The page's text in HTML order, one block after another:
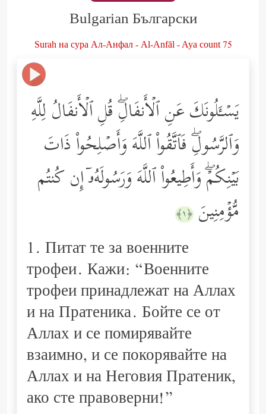
Bulgarian Български
Surah на сура Ал-Aнфал - Al-Anfāl - Aya count 75
یَسۡـَٔلُونَكَ عَنِ ٱلۡأَنفَالِۖ قُلِ ٱلۡأَنفَالُ لِلَّهِ
وَٱلرَّسُولِۖ فَٱتَّقُواْ ٱللَّهَ وَأَصۡلِحُواْ ذَاتَ
بَیۡنِكُمۡۖ وَأَطِیعُواْ ٱللَّهَ وَرَسُولَهُۥۤ إِن كُنتُم
مُّؤۡمِنِینَ ﴿١﴾
1. Питат те за военните
трофеи. Кажи: “Военните
трофеи принадлежат на Аллах
и на Пратеника. Бойте се от
Аллах и се помирявайте
взаимно, и се покорявайте на
Аллах и на Неговия Пратеник,
ако сте правоверни!”